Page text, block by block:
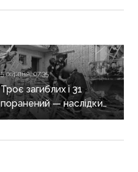
5 серпня, 07:35
Троє загиблих і 31
поранений — наслідки
масованих обстрілів